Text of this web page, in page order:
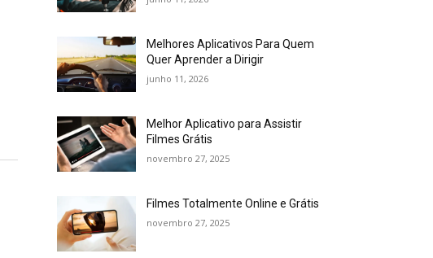
Melhores Aplicativos Para Quem
Quer Aprender a Dirigir
junho 11, 2026
Melhor Aplicativo para Assistir
Filmes Grátis
novembro 27, 2025
Filmes Totalmente Online e Grátis
novembro 27, 2025